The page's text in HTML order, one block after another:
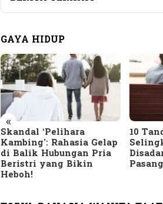
GAYA HIDUP
«
Skandal ‘Pelihara
Kambing’: Rahasia Gelap
di Balik Hubungan Pria
Beristri yang Bikin
Heboh!
10